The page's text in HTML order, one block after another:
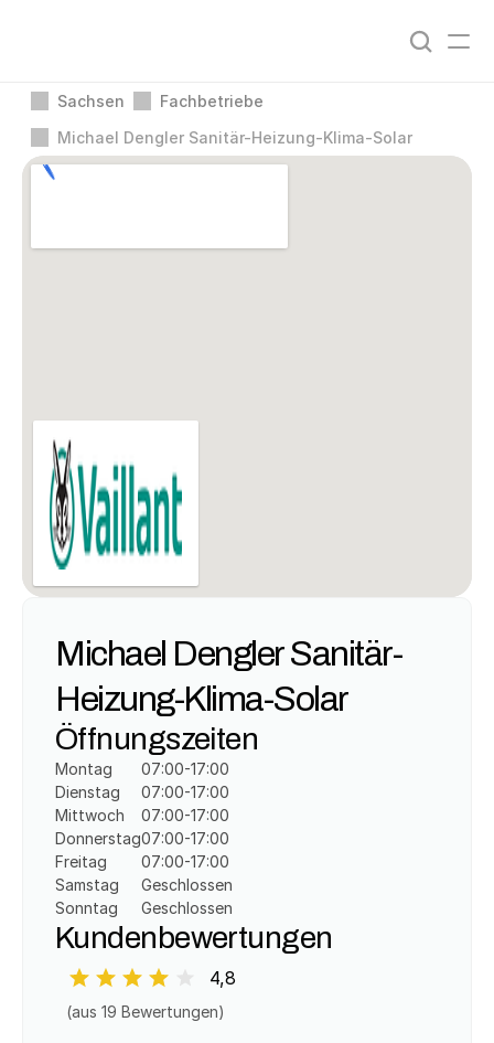
Sachsen
Fachbetriebe
Michael Dengler Sanitär-Heizung-Klima-Solar
Michael Dengler Sanitär-
Heizung-Klima-Solar
Öffnungszeiten
Montag
Dienstag
Mittwoch
Donnerstag
Freitag
Samstag
Sonntag
07:00-17:00
07:00-17:00
07:00-17:00
07:00-17:00
07:00-17:00
Geschlossen
Geschlossen
Kundenbewertungen
4,8
(aus 19 Bewertungen)